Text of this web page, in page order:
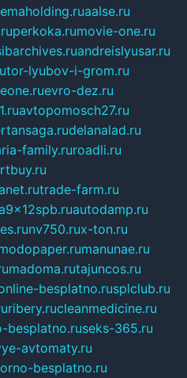
aalse.ru
perkoka.rumovie-one.ru
andreislyusar.ru
tor-lyubov-i-grom.ru
evro-dez.ru
avtopomosch27.ru
delanalad.ru
family.ruroadli.ru
trade-farm.ru
autodamp.ru
nv750.rux-ton.ru
manunae.ru
madoma.rutajuncos.ru
besplatno.rusplclub.ru
ribery.rucleanmedicine.ru
besplatno.ruseks-365.ru
avtomaty.ru
besplatno.ru